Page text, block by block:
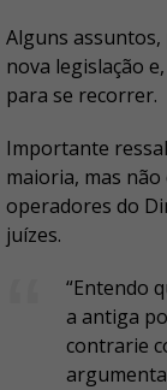
Alguns
nova legislação
para se recorrer.
Importante
maioria, mas
operadores do
juízes.
“Entendo
a antiga
contrarie